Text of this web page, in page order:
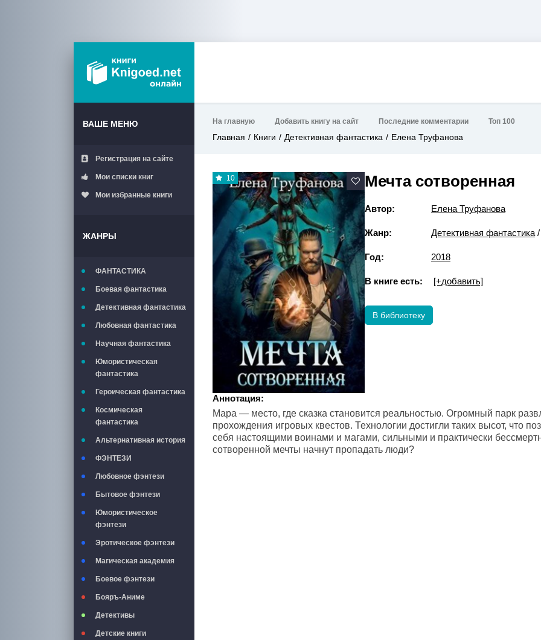
ВАШЕ МЕНЮ
Регистрация на сайте
Мои списки книг
Мои избранные книги
ЖАНРЫ
ФАНТАСТИКА
Боевая фантастика
Детективная фантастика
Любовная фантастика
Научная фантастика
Юмористическая
фантастика
Героическая фантастика
Космическая
фантастика
Альтернативная история
ФЭНТЕЗИ
Любовное фэнтези
Бытовое фэнтези
Юмористическое
фэнтези
Эротическое фэнтези
Магическая академия
Боевое фэнтези
Бояръ-Аниме
Детективы
Детские книги
На главную Добавить книгу на сайт Последние комментарии Топ 100
Главная Книги Детективная фантастика Елена Труфанова
10 Мечта сотворенная
Автор: Елена Труфанова
Жанр: Детективная фантастика
Год: 2018
В книге есть: [+добавить]
В библиотеку
Аннотация:
Мара — место, где сказка становится реальностью. Огромный парк
прохождения игровых квестов. Технологии достигли таких высот, что
себя настоящими воинами и магами, сильными и практически
сотворенной мечты начнут пропадать люди?